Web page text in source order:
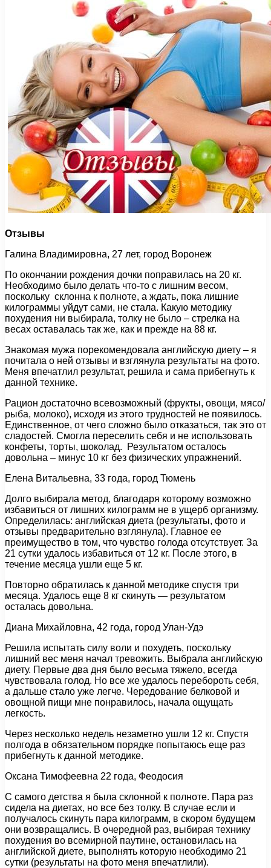
Отзывы
Галина Владимировна, 27 лет, город Воронеж
По окончании рождения дочки поправилась на 20 кг.
Необходимо было делать что-то с лишним весом,
поскольку склонна к полноте, а ждать, пока лишние
килограммы уйдут сами, не стала. Какую методику
похудения ни выбирала, толку не было – стрелка на
весах оставалась так же, как и прежде на 88 кг.
Знакомая мужа порекомендовала английскую диету – я
почитала о ней отзывы и взглянула результаты на фото.
Меня впечатлил результат, решила и сама прибегнуть к
данной технике.
Рацион достаточно всевозможный (фрукты, овощи, мясо/
рыба, молоко), исходя из этого трудностей не появилось.
Единственное, от чего сложно было отказаться, так это от
сладостей. Смогла переселить себя и не использовать
конфеты, торты, шоколад. Результатом осталось
довольна – минус 10 кг без физических упражнений.
Елена Витальевна, 33 года, город Тюмень
Долго выбирала метод, благодаря которому возможно
избавиться от лишних килограмм не в ущерб организму.
Определилась: английская диета (результаты, фото и
отзывы предварительно взглянула). Главное ее
преимущество в том, что чувство голода отсутствует. За
21 сутки удалось избавиться от 12 кг. После этого, в
течение месяца ушли еще 5 кг.
Повторно обратилась к данной методике спустя три
месяца. Удалось еще 8 кг скинуть — результатом
осталась довольна.
Диана Михайловна, 42 года, город Улан-Удэ
Решила испытать силу воли и похудеть, поскольку
лишний вес меня начал тревожить. Выбрала английскую
диету. Первые два дня было весьма тяжело, всегда
чувствовала голод. Но все же удалось перебороть себя,
а дальше стало уже легче. Чередование белковой и
овощной пищи мне понравилось, начала ощущать
легкость.
Через несколько недель незаметно ушли 12 кг. Спустя
полгода в обязательном порядке попытаюсь еще раз
прибегнуть к данной методике.
Оксана Тимофеевна 22 года, Феодосия
С самого детства я была склонной к полноте. Пара раз
сидела на диетах, но все без толку. В случае если и
получалось скинуть пара килограмм, в скором будущем
они возвращались. В очередной раз, выбирая технику
похудения во всемирной паутине, остановилась на
английской диете, выполнять которую необходимо 21
сутки (результаты на фото меня впечатлили).